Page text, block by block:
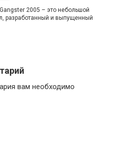
2005 – это небольшой
разработанный и выпущенный
вам необходимо